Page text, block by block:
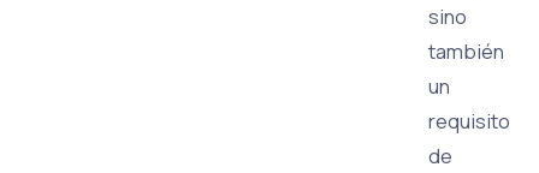
sino
también
un
requisito
de